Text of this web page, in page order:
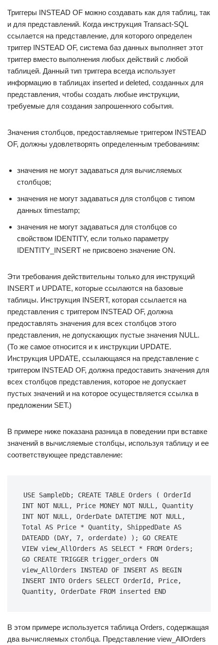
Триггеры INSTEAD OF можно создавать как для таблиц, так
и для представлений. Когда инструкция Transact-SQL
ссылается на представление, для которого определен
триггер INSTEAD OF, система баз данных выполняет этот
триггер вместо выполнения любых действий с любой
таблицей. Данный тип триггера всегда использует
информацию в таблицах inserted и deleted, созданных для
представления, чтобы создать любые инструкции,
требуемые для создания запрошенного события.
Значения столбцов, предоставляемые триггером INSTEAD
OF, должны удовлетворять определенным требованиям:
значения не могут задаваться для вычисляемых
столбцов;
значения не могут задаваться для столбцов с типом
данных timestamp;
значения не могут задаваться для столбцов со
свойством IDENTITY, если только параметру
IDENTITY_INSERT не присвоено значение ON.
Эти требования действительны только для инструкций
INSERT и UPDATE, которые ссылаются на базовые
таблицы. Инструкция INSERT, которая ссылается на
представления с триггером INSTEAD OF, должна
предоставлять значения для всех столбцов этого
представления, не допускающих пустые значения NULL.
(То же самое относится и к инструкции UPDATE.
Инструкция UPDATE, ссылающаяся на представление с
триггером INSTEAD OF, должна предоставить значения для
всех столбцов представления, которое не допускает
пустых значений и на которое осуществляется ссылка в
предложении SET.)
В примере ниже показана разница в поведении при вставке
значений в вычисляемые столбцы, используя таблицу и ее
соответствующее представление:
USE SampleDb; CREATE TABLE Orders ( OrderId
INT NOT NULL, Price MONEY NOT NULL, Quantity
INT NOT NULL, OrderDate DATETIME NOT NULL,
Total AS Price * Quantity, ShippedDate AS
DATEADD (DAY, 7, orderdate) ); GO CREATE
VIEW view_AllOrders AS SELECT * FROM Orders;
GO CREATE TRIGGER trigger_orders ON
view_AllOrders INSTEAD OF INSERT AS BEGIN
INSERT INTO Orders SELECT OrderId, Price,
Quantity, OrderDate FROM inserted END
В этом примере используется таблица Orders, содержащая
два вычисляемых столбца. Представление view_AllOrders